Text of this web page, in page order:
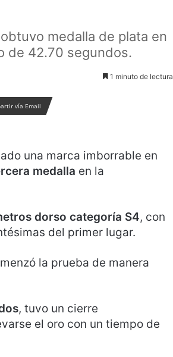
medalla de plata en
de 42.70 segundos.
1 minuto de lectura
vía Email
una marca imborrable en
medalla en la
dorso categoría S4, con
del primer lugar.
la prueba de manera
, tuvo un cierre
el oro con un tiempo de